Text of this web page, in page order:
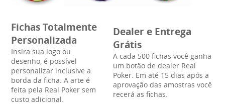
Fichas Totalmente
Personalizada
Insira sua logo ou
desenho, é possível
personalizar inclusive a
borda da ficha. A arte é
feita pela Real Poker sem
custo adicional.
Dealer e Entrega
Grátis
A cada 500 fichas você ganha
um botão de dealer Real
Poker. Em até 15 dias após a
aprovação das amostras você
recerá as fichas.